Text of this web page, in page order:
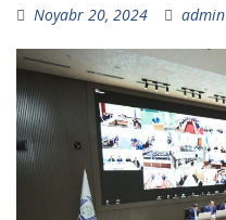
Noyabr 20, 2024 admin